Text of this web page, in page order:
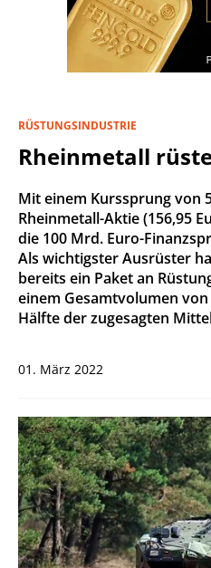
RÜSTUNGSINDUSTRIE
Rheinmetall
Mit einem Kurssprung von
Rheinmetall-Aktie (156,95
die 100 Mrd. Euro-
Als wichtigster Ausrüster
bereits ein Paket an
einem Gesamtvolumen
Hälfte der zugesagten
01. März 2022